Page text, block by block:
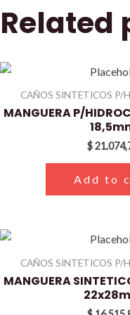
Related
CAÑOS SINTETICOS P/
MANGUERA P/
$
Add to
CAÑOS SINTETICOS P/
MANGUERA